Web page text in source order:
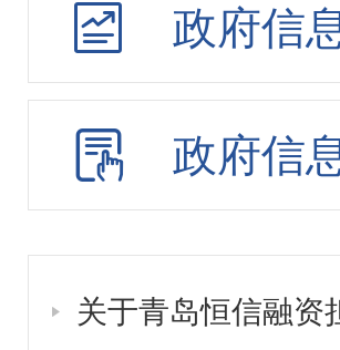
政府信
政府信
关于青岛恒信融资